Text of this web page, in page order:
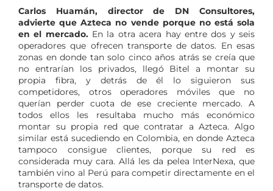
Carlos Huamán, director de DN Consultores,
advierte que Azteca no vende porque no está sola
en el mercado.En la otra acera hay entre dos y seis
operadores que ofrecen transporte de datos. En esas
zonas en donde tan solo cinco años atrás se creía que
no entrarían los privados, llegó Bitel a montar su
propia fibra, y detrás de él lo siguieron sus
competidores, otros operadores móviles que no
querían perder cuota de ese creciente mercado. A
todos ellos les resultaba mucho más económico
montar su propia red que contratar a Azteca. Algo
similar está sucediendo en Colombia, en donde Azteca
tampoco consigue clientes, porque su red es
considerada muy cara. Allá les da pelea InterNexa, que
también vino al Perú para competir directamente en el
transporte de datos.